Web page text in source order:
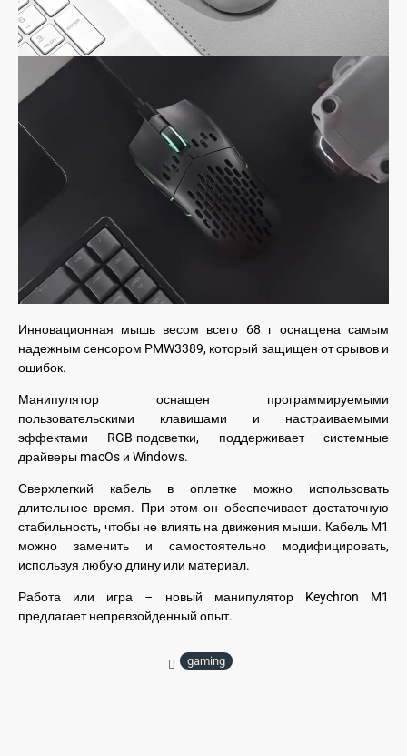
Инновационная мышь весом всего 68 г оснащена самым
надежным сенсором PMW3389, который защищен от срывов и
ошибок.
Манипулятор оснащен программируемыми
пользовательскими клавишами и настраиваемыми
эффектами RGB-подсветки, поддерживает системные
драйверы macOs и Windows.
Сверхлегкий кабель в оплетке можно использовать
длительное время. При этом он обеспечивает достаточную
стабильность, чтобы не влиять на движения мыши. Кабель M1
можно заменить и самостоятельно модифицировать,
используя любую длину или материал.
Работа или игра – новый манипулятор Keychron M1
предлагает непревзойденный опыт.
gaming